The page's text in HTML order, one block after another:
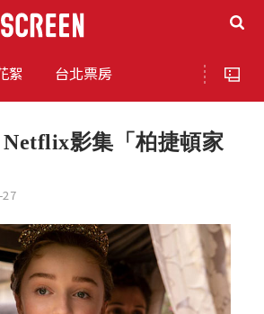
絮 台北票房
影集「柏捷頓家